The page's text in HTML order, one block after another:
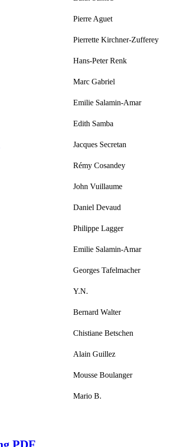
Pierre Aguet
Pierrette Kirchner-Zufferey
Hans-Peter Renk
Marc Gabriel
Emilie Salamin-Amar
Edith Samba
Jacques Secretan
Rémy Cosandey
John Vuillaume
Daniel Devaud
Philippe Lagger
Emilie Salamin-Amar
Georges Tafelmacher
Y.N.
Bernard Walter
Chistiane Betschen
Alain Guillez
Mousse Boulanger
Mario B.